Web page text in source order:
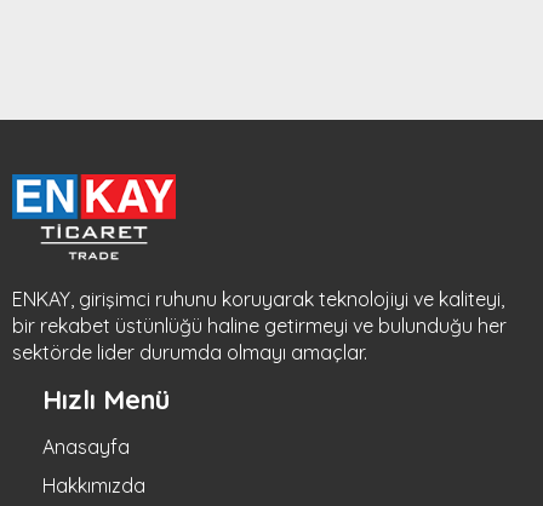
ENKAY, girişimci ruhunu koruyarak teknolojiyi ve kaliteyi,
bir rekabet üstünlüğü haline getirmeyi ve bulunduğu her
sektörde lider durumda olmayı amaçlar.
Hızlı Menü
Anasayfa
Hakkımızda